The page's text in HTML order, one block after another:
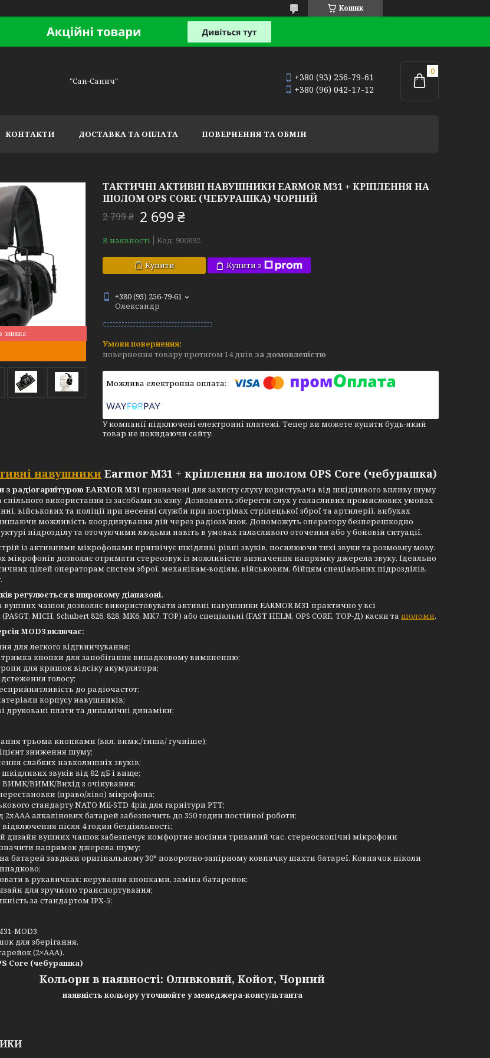
Кошик
"Сан-Санич"
+380 (93) 256-79-61
+380 (96) 042-17-12
КОНТАКТИ ДОСТАВКА ТА ОПЛАТА ПОВЕРНЕННЯ ТА ОБМІН
ТАКТИЧНІ АКТИВНІ НАВУШНИКИ EARMOR М31 + КРІПЛЕННЯ НА
ШОЛОМ OPS CORE (ЧЕБУРАШКА) ЧОРНИЙ
2 799 ₴ 2 699 ₴
В наявності Код: 900892
Купити Купити з
+380 (93) 256-79-61
Олександр
повернення товару протягом 14 днів за домовленістю
У компанії підключені електронні платежі. Тепер ви можете купити будь-який
товар не покидаючи сайту.
навушники Earmor М31 + кріплення на шолом OPS Core (чебурашка)
з радіогарнітурою EARMOR M31призначені для захисту слуху користувача від шкідливого впливу шуму
спільного використання із засобами зв'язку. Дозволяють зберегти слух у галасливих промислових умовах
військових та поліції при несенні служби при пострілах стрілецької зброї та артилерії, вибухах
можливість координування дій через радіозв'язок. Допоможуть оператору безперешкодно
підрозділу та оточуючими людьми навіть в умовах галасливого оточення або у бойовій ситуації.
із активними мікрофонами пригнічує шкідливі рівні звуків, посилюючи тихі звуки та розмовну мову.
мікрофонів дозволяє отримати стереозвук із можливістю визначення напрямку джерела звуку. Ідеально
цілей операторам систем зброї, механікам-водіям, військовим, бійцям спеціальних підрозділів,
регулюється в широкому діапазоні.
вушних чашок дозволяє використовувати активні навушники EARMOR M31 практично у всі
MICH, Schubert 826, 828, MK6, MK7, ТОР) або спеціальні (FAST HELM, OPS CORE, ТОР-Д) каски та шоломи.
MOD3 включає:
для легкого відгвинчування;
кнопки для запобігання випадковому вимкненню;
для кришок відсіку акумулятора;
голосу;
до радіочастот;
корпусу навушників;
друковані плати та динамічні динаміки;
трьома кнопками (вкл, вимк./тиша/ гучніше);
зниження шуму;
слабких навколишніх звуків;
звуків від 82 дБ і вище;
ВИМК/ВИМК/Вихід з очікування;
(право/ліво) мікрофона;
стандарту NATO Mil-STD 4pin для гарнітури РТТ;
алкалінових батарей забезпечить до 350 годин постійної роботи;
після 4 годин бездіяльності;
дизайн вушних чашок забезпечує комфортне носіння тривалий час. стереоскопічні мікрофони
напрямок джерела шуму;
батарей завдяки оригінальному 30° поворотно-запірному ковпачку шахти батареї. Ковпачок ніколи
в рукавичках: керування кнопками, заміна батарейок;
для зручного транспортування;
за стандартом IPX-5;
MOD3
для зберігання.
(2×ААА).
Core (чебурашка)
Кольори в наявності: Оливковий, Койот, Чорний
наявність кольору уточнюйте у менеджера-консультанта